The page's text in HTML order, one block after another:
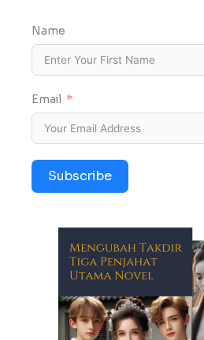
Name
Email
Subscribe